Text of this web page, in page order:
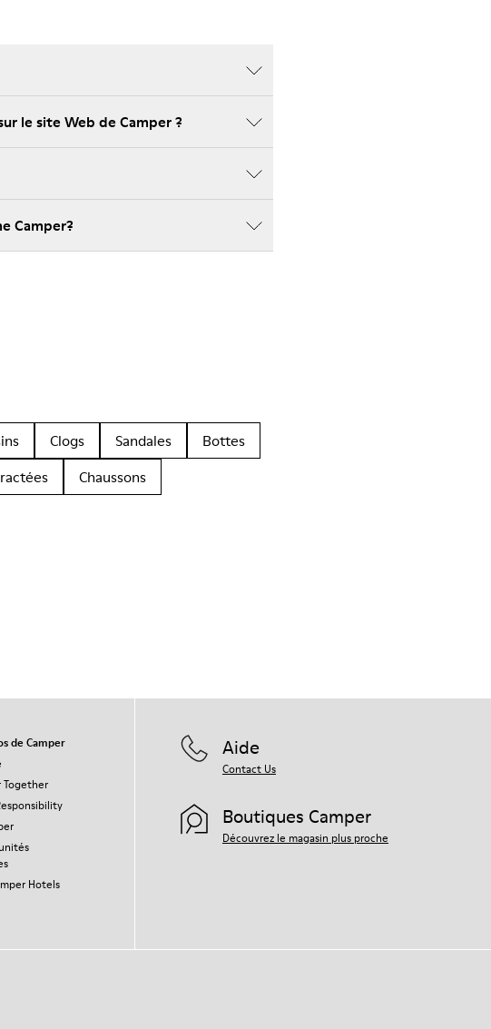
le site Web de Camper ?
Camper?
Clogs Sandales
Bottes
Chaussons
de Camper
Together
Hotels
Aide
Contact Us
Boutiques Camper
Découvrez le magasin plus proche